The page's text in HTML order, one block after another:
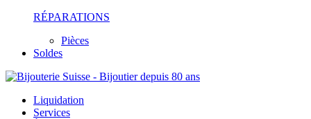
RÉPARATIONS
Pièces
Soldes
Liquidation
Services